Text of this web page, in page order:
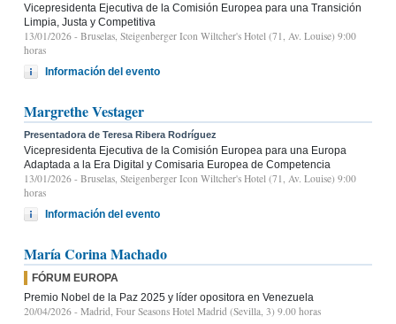
Vicepresidenta Ejecutiva de la Comisión Europea para una Transición
Limpia, Justa y Competitiva
13/01/2026 - Bruselas, Steigenberger Icon Wiltcher's Hotel (71, Av. Louise) 9:00
horas
Información del evento
Margrethe Vestager
Presentadora de Teresa Ribera Rodríguez
Vicepresidenta Ejecutiva de la Comisión Europea para una Europa
Adaptada a la Era Digital y Comisaria Europea de Competencia
13/01/2026 - Bruselas, Steigenberger Icon Wiltcher's Hotel (71, Av. Louise) 9:00
horas
Información del evento
María Corina Machado
FÓRUM EUROPA
Premio Nobel de la Paz 2025 y líder opositora en Venezuela
20/04/2026 - Madrid, Four Seasons Hotel Madrid (Sevilla, 3) 9.00 horas